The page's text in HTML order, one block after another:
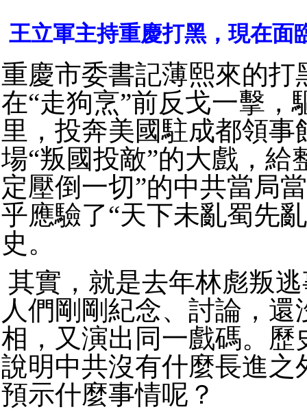
王立軍主持重慶打黑，現在面
重慶市委書記薄熙來的打
在“走狗烹”前反戈一擊，
里，投奔美國駐成都領事
場“叛國投敵”的大戲，給
定壓倒一切”的中共當局
乎應驗了“天下未亂蜀先
史。
其實，就是去年林彪叛
人們剛剛紀念、討論，還
相，又演出同一戲碼。歷
說明中共沒有什麼長進之
預示什麼事情呢？